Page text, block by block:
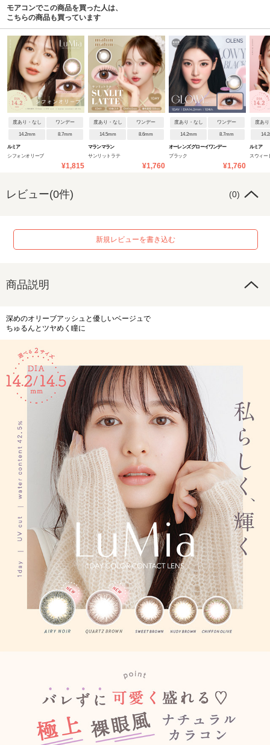
モアコンでこの商品を買った人は、
こちらの商品も買っています
度あり・なし ワンデー
14.2mm 8.7mm
ルミア
シフォンオリーブ
¥1,815
度あり・なし ワンデー
14.5mm 8.6mm
マランマラン
サンリットラテ
¥1,760
度あり・なし ワンデー
14.2mm 8.7mm
オーレンズ グローイワンデー
ブラック
¥1,760
度あ
ルミア
スウィー
レビュー(0件) (0)
新規レビューを書き込む
商品説明
深めのオリーブアッシュと優しいベージュで
ちゅるんとツヤめく瞳に